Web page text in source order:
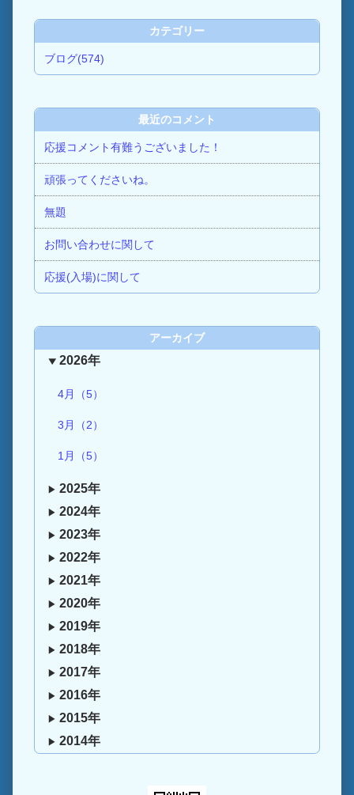
カテゴリー
ブログ(574)
最近のコメント
応援コメント有難うございました！
頑張ってくださいね。
無題
お問い合わせに関して
応援(入場)に関して
アーカイブ
2026年
4月（5）
3月（2）
1月（5）
2025年
2024年
2023年
2022年
2021年
2020年
2019年
2018年
2017年
2016年
2015年
2014年